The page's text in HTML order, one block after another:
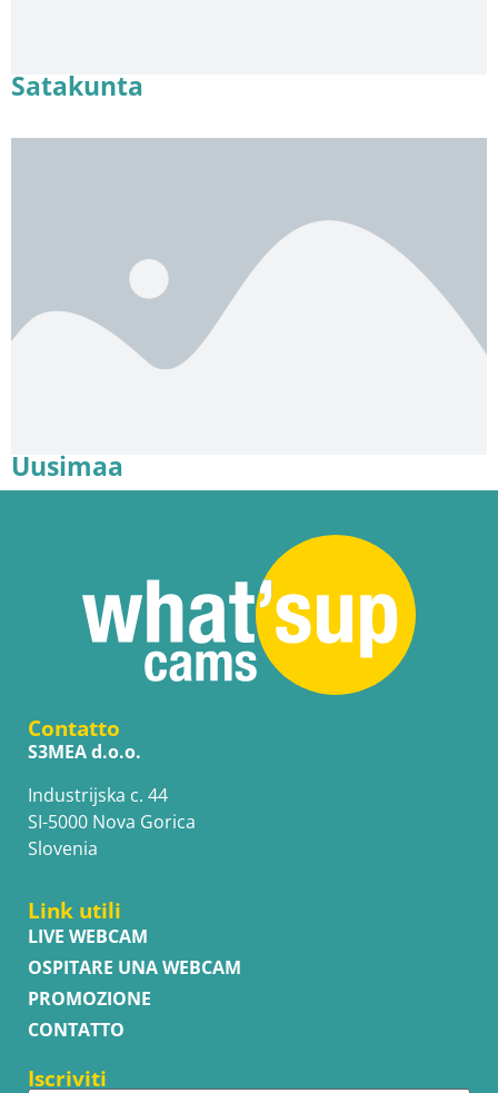
Satakunta
Uusimaa
Contatto
S3MEA d.o.o.
Industrijska c. 44
SI-5000 Nova Gorica
Slovenia
Link utili
LIVE WEBCAM
OSPITARE UNA WEBCAM
PROMOZIONE
CONTATTO
Iscriviti